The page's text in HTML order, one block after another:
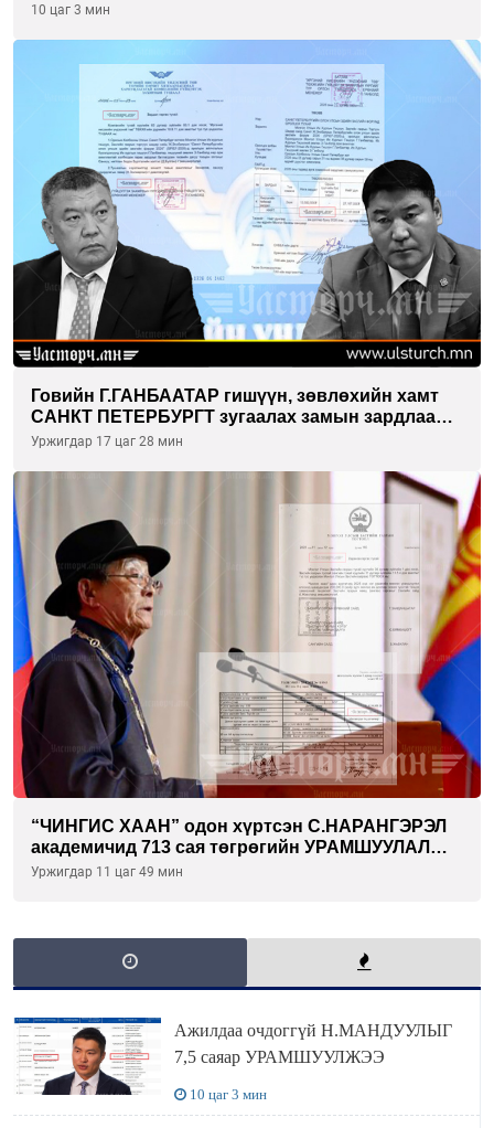
10 цаг 3 мин
Говийн Г.ГАНБААТАР гишүүн, зөвлөхийн хамт
САНКТ ПЕТЕРБУРГТ зугаалах замын зардлаа
“ИНҮТ” ТӨХХК даажээ
Уржигдар 17 цаг 28 мин
“ЧИНГИС ХААН” одон хүртсэн С.НАРАНГЭРЭЛ
академичид 713 сая төгрөгийн УРАМШУУЛАЛ
олгожээ
Уржигдар 11 цаг 49 мин
Ажилдаа очдоггүй Н.МАНДУУЛЫГ
7,5 саяар УРАМШУУЛЖЭЭ
10 цаг 3 мин